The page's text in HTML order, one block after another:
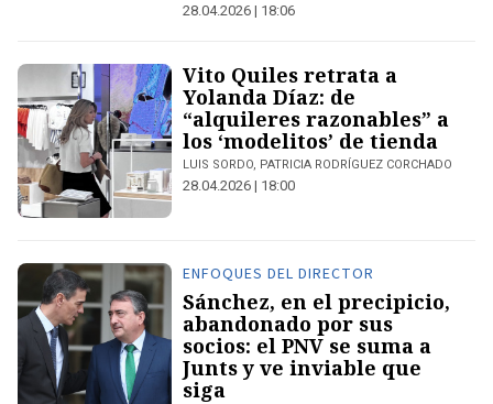
28.04.2026 | 18:06
Vito Quiles retrata a
Yolanda Díaz: de
“alquileres razonables” a
los ‘modelitos’ de tienda
LUIS SORDO, PATRICIA RODRÍGUEZ CORCHADO
28.04.2026 | 18:00
ENFOQUES DEL DIRECTOR
Sánchez, en el precipicio,
abandonado por sus
socios: el PNV se suma a
Junts y ve inviable que
siga